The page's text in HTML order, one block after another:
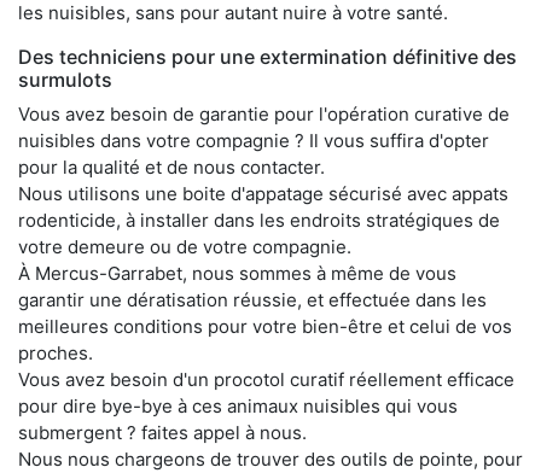
les nuisibles, sans pour autant nuire à votre santé.
Des techniciens pour une extermination définitive des
surmulots
Vous avez besoin de garantie pour l'opération curative de
nuisibles dans votre compagnie ? Il vous suffira d'opter
pour la qualité et de nous contacter.
Nous utilisons une boite d'appatage sécurisé avec appats
rodenticide, à installer dans les endroits stratégiques de
votre demeure ou de votre compagnie.
À Mercus-Garrabet, nous sommes à même de vous
garantir une dératisation réussie, et effectuée dans les
meilleures conditions pour votre bien-être et celui de vos
proches.
Vous avez besoin d'un procotol curatif réellement efficace
pour dire bye-bye à ces animaux nuisibles qui vous
submergent ? faites appel à nous.
Nous nous chargeons de trouver des outils de pointe, pour